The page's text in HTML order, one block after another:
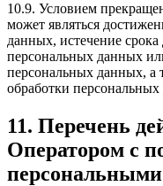
10.9. Условием
может являться
данных, истечение срока
персональных данных
персональных данных, а
обработки
11. Перечень
Оператором с